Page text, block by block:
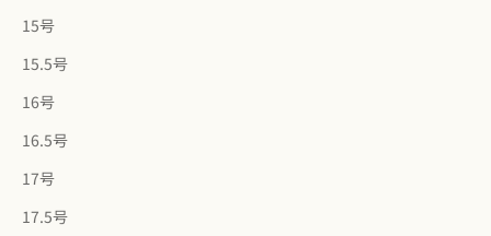
15号
15.5号
16号
16.5号
17号
17.5号